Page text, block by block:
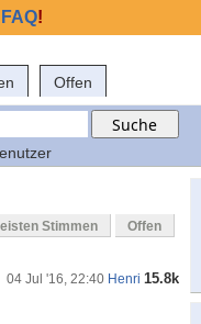
Offen
Stimmen Offen
04 Jul '16, 22:40 Henri 15.8k
FAQ!